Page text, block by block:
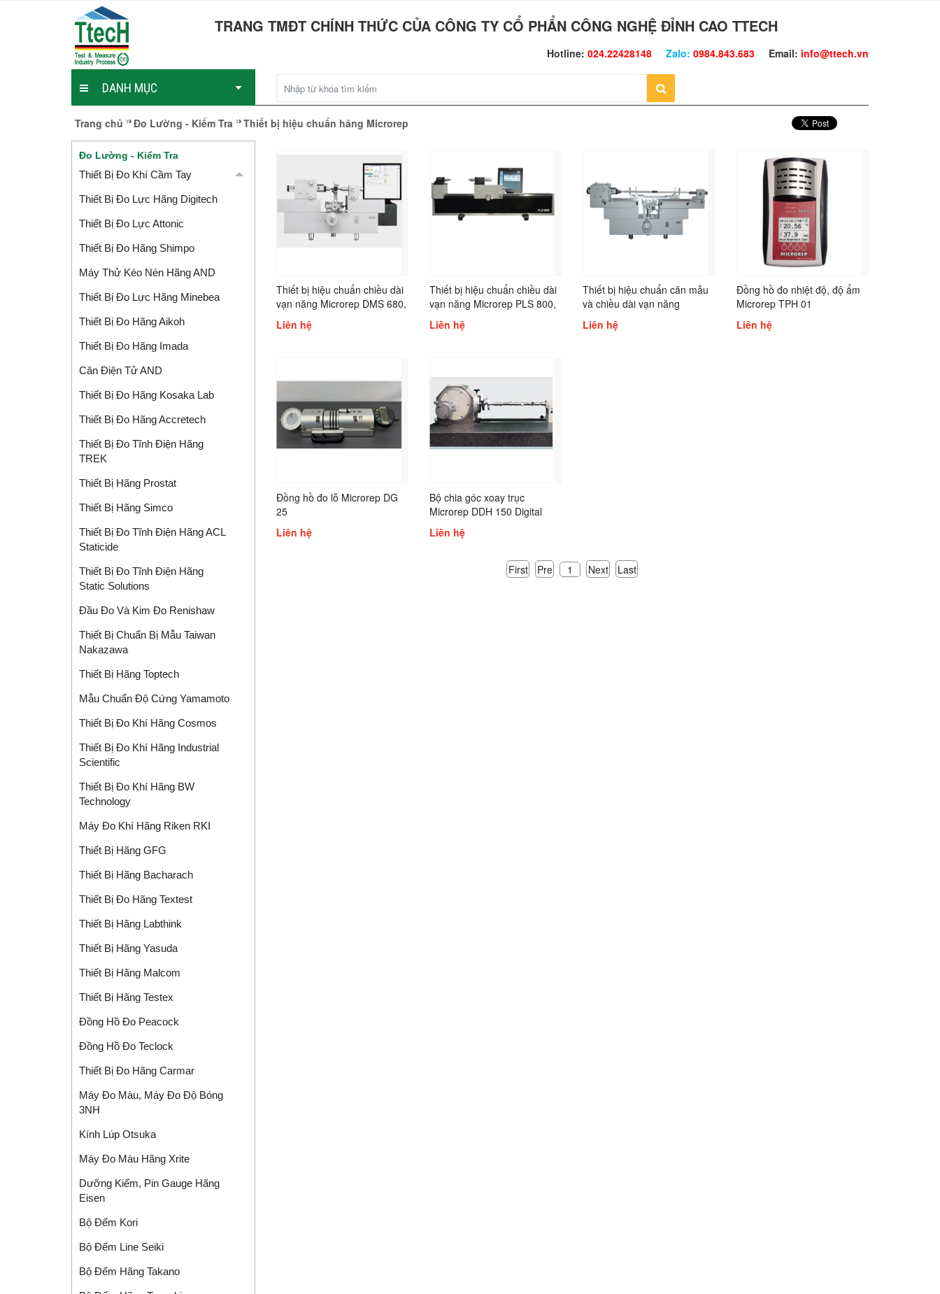
TRANG TMĐT CHÍNH THỨC CỦA CÔNG TY CỔ PHẨN CÔNG NGHỆ ĐỈNH CAO TTECH
Hotline: 024.22428148 Zalo: 0984.843.683 Email: info@ttech.vn
DANH MỤC
Trang chủ Đo Lường - Kiểm Tra Thiết bị hiệu chuẩn hãng Microrep
Thiết bị hiệu chuẩn chiều dài
vạn năng Microrep DMS 680,
DMS 680 S, DMS 680 HA
Liên hệ
Thiết bị hiệu chuẩn chiều dài
vạn năng Microrep PLS 800,
PLS 1200
Liên hệ
Thiết bị hiệu chuẩn căn mẫu
và chiều dài vạn năng
Microrep DMS 1000
Liên hệ
Đồng hồ đo nhiệt độ, độ ẩm
Microrep TPH 01
Liên hệ
Đồng hồ đo lỗ Microrep DG
25
Liên hệ
Bộ chia góc xoay trục
Microrep DDH 150 Digital
Dividing Head
Liên hệ
First Pre 1 Next Last
Đo Lường - Kiểm Tra
Thiết Bị Đo Khí Cầm Tay
Thiết Bị Đo Lực Hãng Digitech
Thiết Bị Đo Lực Attonic
Thiết Bị Đo Hãng Shimpo
Máy Thử Kéo Nén Hãng AND
Thiết Bị Đo Lực Hãng Minebea
Thiết Bị Đo Hãng Aikoh
Thiết Bị Đo Hãng Imada
Cân Điện Tử AND
Thiết Bị Đo Hãng Kosaka Lab
Thiết Bị Đo Hãng Accretech
Thiết Bị Đo Tĩnh Điện Hãng
TREK
Thiết Bị Hãng Prostat
Thiết Bị Hãng Simco
Thiết Bị Đo Tĩnh Điện Hãng ACL
Staticide
Thiết Bị Đo Tĩnh Điện Hãng
Static Solutions
Đầu Đo Và Kim Đo Renishaw
Thiết Bị Chuẩn Bị Mẫu Taiwan
Nakazawa
Thiết Bị Hãng Toptech
Mẫu Chuẩn Độ Cứng Yamamoto
Thiết Bị Đo Khí Hãng Cosmos
Thiết Bị Đo Khí Hãng Industrial
Scientific
Thiết Bị Đo Khí Hãng BW
Technology
Máy Đo Khí Hãng Riken RKI
Thiết Bị Hãng GFG
Thiết Bị Hãng Bacharach
Thiết Bị Đo Hãng Textest
Thiết Bị Hãng Labthink
Thiết Bị Hãng Yasuda
Thiết Bị Hãng Malcom
Thiết Bị Hãng Testex
Đồng Hồ Đo Peacock
Đồng Hồ Đo Teclock
Thiết Bị Đo Hãng Carmar
Máy Đo Màu, Máy Đo Độ Bóng
3NH
Kính Lúp Otsuka
Máy Đo Màu Hãng Xrite
Dưỡng Kiểm, Pin Gauge Hãng
Eisen
Bộ Đếm Kori
Bộ Đếm Line Seiki
Bộ Đếm Hãng Takano